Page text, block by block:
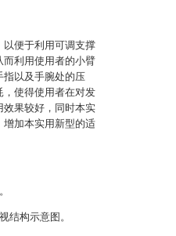
以便于利用可调支撑
而利用使用者的小臂
指以及手腕处的压
，使得使用者在对发
效果较好，同时本实
增加本实用新型的适
结构示意图。